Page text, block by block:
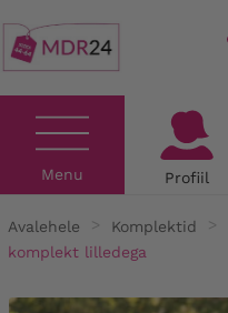
Menu Profiil
Avalehele Komplektid
komplekt lilledega